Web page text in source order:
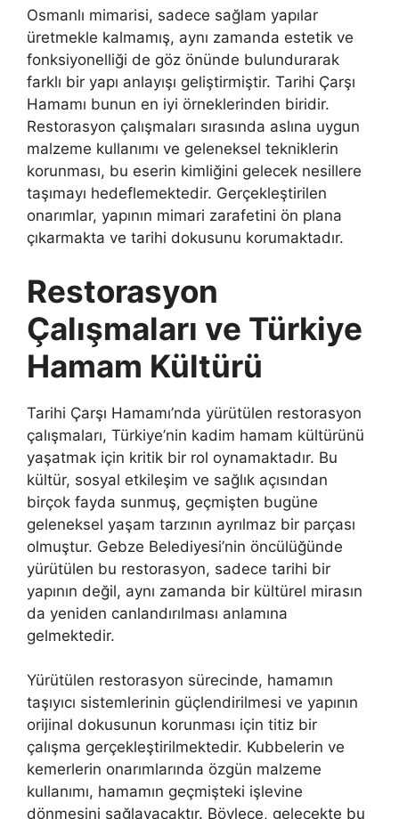
Osmanlı mimarisi, sadece sağlam yapılar
üretmekle kalmamış, aynı zamanda estetik ve
fonksiyonelliği de göz önünde bulundurarak
farklı bir yapı anlayışı geliştirmiştir. Tarihi Çarşı
Hamamı bunun en iyi örneklerinden biridir.
Restorasyon çalışmaları sırasında aslına uygun
malzeme kullanımı ve geleneksel tekniklerin
korunması, bu eserin kimliğini gelecek nesillere
taşımayı hedeflemektedir. Gerçekleştirilen
onarımlar, yapının mimari zarafetini ön plana
çıkarmakta ve tarihi dokusunu korumaktadır.
Restorasyon
Çalışmaları ve Türkiye
Hamam Kültürü
Tarihi Çarşı Hamamı’nda yürütülen restorasyon
çalışmaları, Türkiye’nin kadim hamam kültürünü
yaşatmak için kritik bir rol oynamaktadır. Bu
kültür, sosyal etkileşim ve sağlık açısından
birçok fayda sunmuş, geçmişten bugüne
geleneksel yaşam tarzının ayrılmaz bir parçası
olmuştur. Gebze Belediyesi’nin öncülüğünde
yürütülen bu restorasyon, sadece tarihi bir
yapının değil, aynı zamanda bir kültürel mirasın
da yeniden canlandırılması anlamına
gelmektedir.
Yürütülen restorasyon sürecinde, hamamın
taşıyıcı sistemlerinin güçlendirilmesi ve yapının
orijinal dokusunun korunması için titiz bir
çalışma gerçekleştirilmektedir. Kubbelerin ve
kemerlerin onarımlarında özgün malzeme
kullanımı, hamamın geçmişteki işlevine
dönmesini sağlayacaktır. Böylece, gelecekte bu